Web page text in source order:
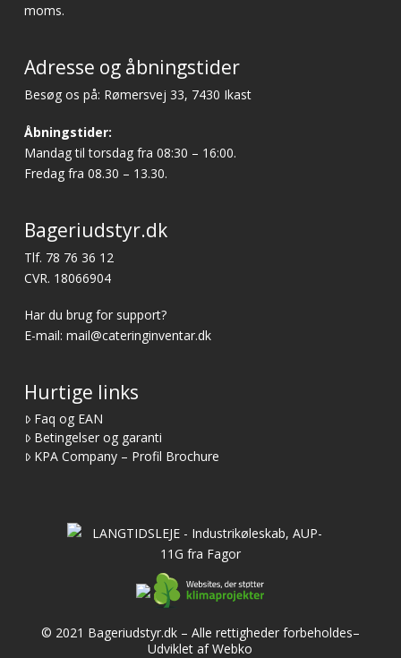
moms.
Adresse og åbningstider
Besøg os på: Rømersvej 33, 7430 Ikast
Åbningstider:
Mandag til torsdag fra 08:30 – 16:00.
Fredag fra 08.30 – 13.30.
Bageriudstyr.dk
Tlf. 78 76 36 12
CVR. 18066904
Har du brug for support?
E-mail: mail@cateringinventar.dk
Hurtige links
Faq og EAN
Betingelser og garanti
KPA Company – Profil Brochure
© 2021 Bageriudstyr.dk – Alle rettigheder forbeholdes–
Udviklet af Webko